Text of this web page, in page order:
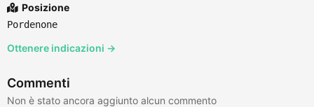
Posizione
Pordenone
Ottenere indicazioni →
Commenti
Non è stato ancora aggiunto alcun commento